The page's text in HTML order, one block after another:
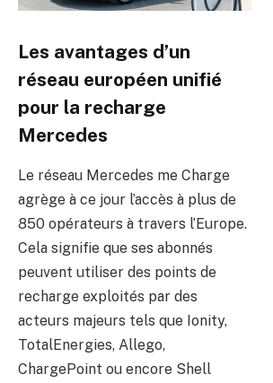
Les avantages d’un
réseau européen unifié
pour la recharge
Mercedes
Le réseau Mercedes me Charge
agrège à ce jour l’accès à plus de
850 opérateurs à travers l’Europe.
Cela signifie que ses abonnés
peuvent utiliser des points de
recharge exploités par des
acteurs majeurs tels que Ionity,
TotalEnergies, Allego,
ChargePoint ou encore Shell